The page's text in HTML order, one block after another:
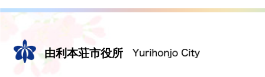
由利本荘市役所